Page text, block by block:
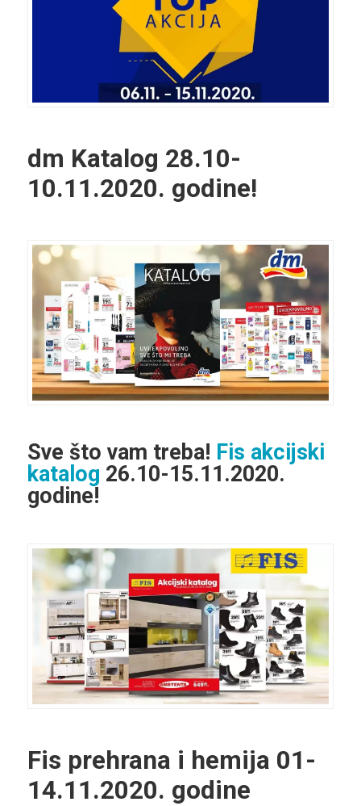
dm Katalog 28.10-
10.11.2020. godine!
Sve što vam treba! Fis akcijski
katalog 26.10-15.11.2020.
godine!
Fis prehrana i hemija 01-
14.11.2020. godine